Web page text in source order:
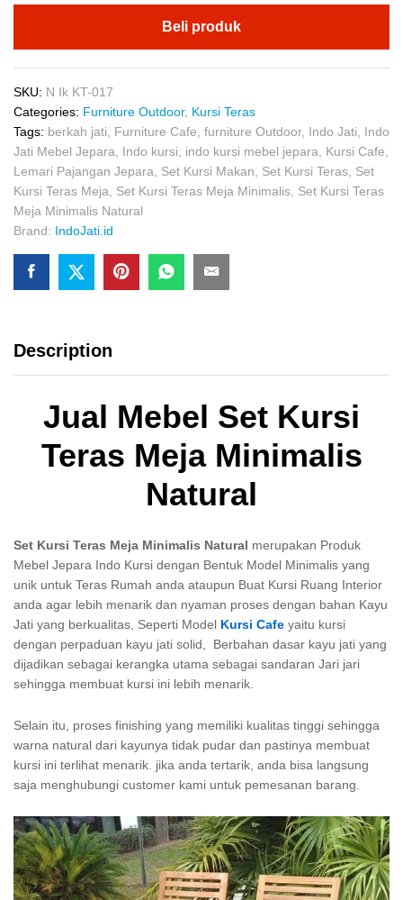
Beli produk
SKU: N Ik KT-017
Categories: Furniture Outdoor, Kursi Teras
Tags: berkah jati Furniture Cafe furniture Outdoor, Indo Jati
Indo
Jati Mebel Jepara
Indo kursi indo kursi mebel jepara Kursi Cafe
Lemari Pajangan Jepara
Set Kursi Makan Set Kursi Teras Set
Kursi Teras Meja
Set Kursi Teras Meja Minimalis Set Kursi Teras
Meja Minimalis Natural
Brand: IndoJati.id
Description
Jual Mebel Set Kursi
Teras Meja Minimalis
Natural
Set Kursi Teras Meja Minimalis Natural merupakan Produk
Mebel Jepara Indo Kursi dengan Bentuk Model Minimalis yang
unik untuk Teras Rumah anda ataupun Buat Kursi Ruang Interior
anda agar lebih menarik dan nyaman proses dengan bahan Kayu
Jati yang berkualitas, Seperti Model Kursi Cafe yaitu kursi
dengan perpaduan kayu jati solid, Berbahan dasar kayu jati yang
dijadikan sebagai kerangka utama sebagai sandaran Jari jari
sehingga membuat kursi ini lebih menarik.
Selain itu, proses finishing yang memiliki kualitas tinggi sehingga
warna natural dari kayunya tidak pudar dan pastinya membuat
kursi ini terlihat menarik. jika anda tertarik, anda bisa langsung
saja menghubungi customer kami untuk pemesanan barang.